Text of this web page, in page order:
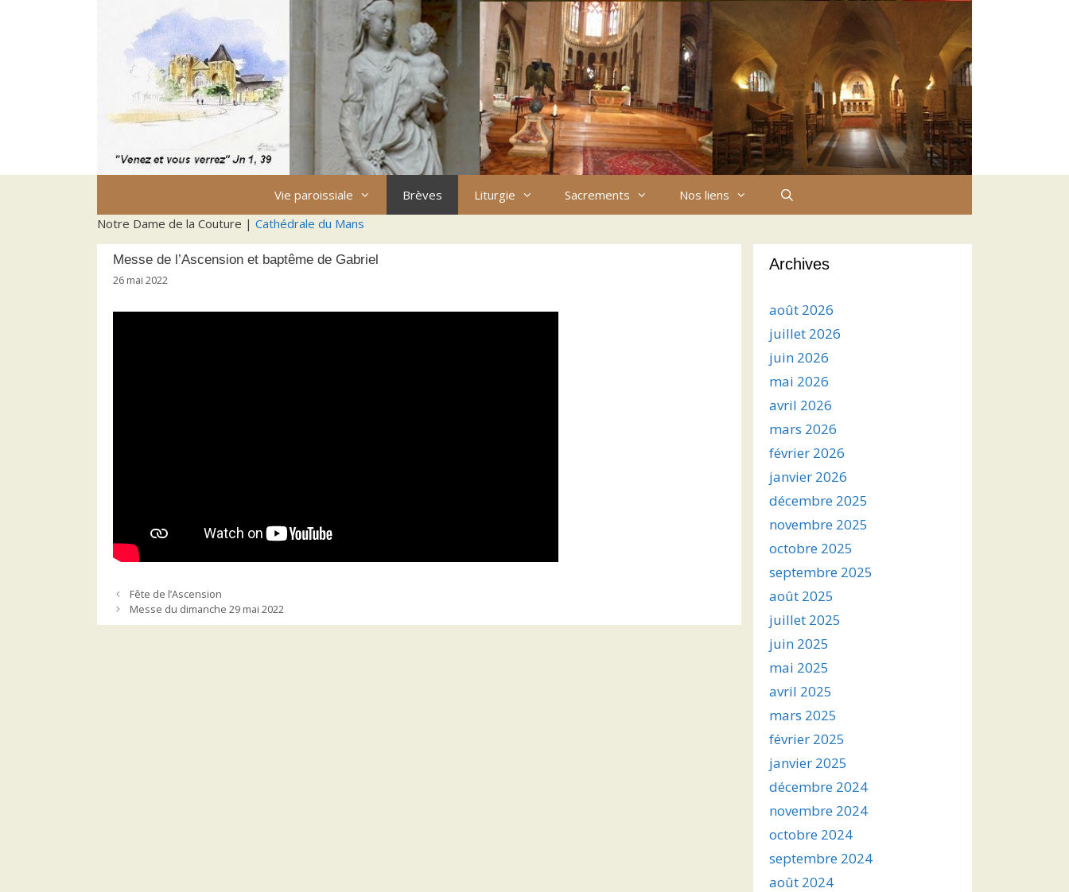
Vie paroissiale Brèves Liturgie Sacrements
Nos liens
Notre Dame de la Couture | Cathédrale du Mans
Messe de l’Ascension et baptême de Gabriel
26 mai 2022
Fête de l’Ascension
Messe du dimanche 29 mai 2022
Archives
août 2026
juillet 2026
juin 2026
mai 2026
avril 2026
mars 2026
février 2026
janvier 2026
décembre 2025
novembre 2025
octobre 2025
septembre 2025
août 2025
juillet 2025
juin 2025
mai 2025
avril 2025
mars 2025
février 2025
janvier 2025
décembre 2024
novembre 2024
octobre 2024
septembre 2024
août 2024